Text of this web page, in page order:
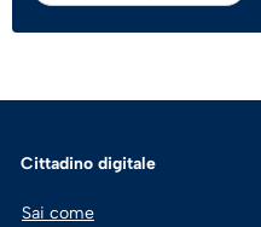
Cittadino digitale
Sai come